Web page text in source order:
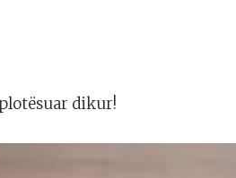
dikur!